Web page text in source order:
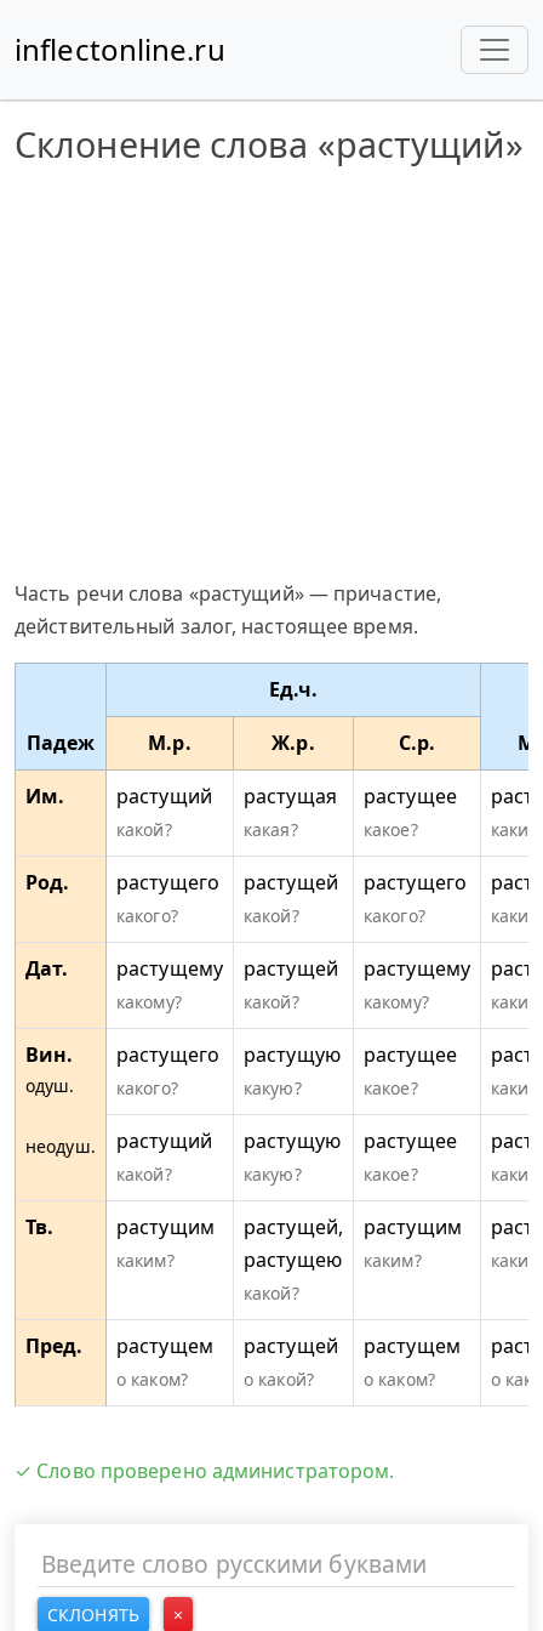
inflectonline.ru
Склонение слова «растущий»
Часть речи слова «растущий» — причастие,
действительный залог, настоящее время.
Падеж
Ед.ч.
М.р. Ж.р.
С.р.
Им.
растущий
какой?
растущая
какая?
растущее
какое?
Род. растущего
какого?
растущей
какой?
растущего
какого?
Дат. растущему
какому?
растущей
какой?
растущему
какому?
Вин.
одуш.
неодуш.
растущего
какого?
растущую
какую?
растущее
какое?
растущий
какой?
растущую
какую?
растущее
какое?
Тв. растущим
каким?
растущей,
растущею
какой?
растущим
каким?
Пред. растущем
о каком?
растущей
о какой?
растущем
о каком? о
✓ Слово проверено администратором.
СКЛОНЯТЬ ×